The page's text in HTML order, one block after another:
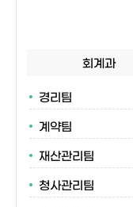
회계과
경리팀
계약팀
재산관리팀
청사관리팀